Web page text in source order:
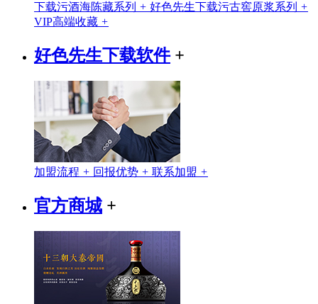
下载污酒海陈藏系列 + 好色先生下载污古窖原浆系列 +
VIP高端收藏 +
好色先生下载软件+
加盟流程 + 回报优势 + 联系加盟 +
官方商城 +